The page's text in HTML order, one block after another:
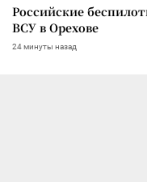
Российские
ВСУ в Орехове
24 минуты назад